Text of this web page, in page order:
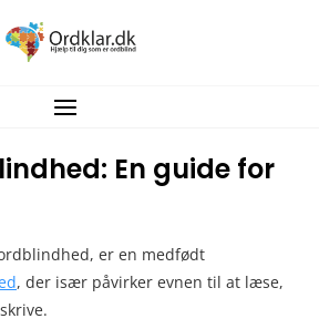
En guide for
er en medfødt
, der især påvirker evnen til at læse,